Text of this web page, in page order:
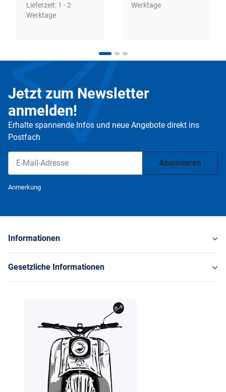
Lieferzeit: 1 - 2
Werktage
Werktage
Jetzt zum Newsletter
anmelden!
Erhalte spannende Infos und neue Angebote direkt ins
Postfach
Abonnieren
Anmerkung
Informationen
Gesetzliche Informationen